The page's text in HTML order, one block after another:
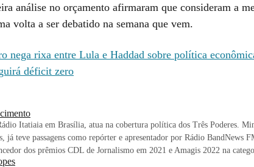
análise no orçamento afirmaram que consideram a
volta a ser debatido na semana que vem.
nega rixa entre Lula e Haddad sobre política
déficit zero
Itatiaia em Brasília, atua na cobertura política dos Três Poderes.
já teve passagens como repórter e apresentador por Rádio BandNews
dos prêmios CDL de Jornalismo em 2021 e Amagis 2022 na